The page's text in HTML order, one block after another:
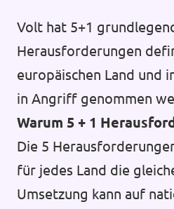
Volt hat 5+1
Herausforderungen
europäischen Land und
in Angriff genommen
Warum 5 + 1
Die 5
für jedes Land die
Umsetzung kann auf